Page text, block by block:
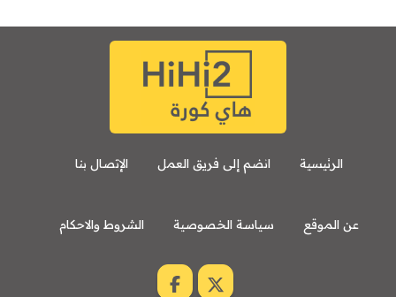
الرئيسية انضم إلى فريق العمل الإتصال بنا
عن الموقع سياسة الخصوصية الشروط والاحكام